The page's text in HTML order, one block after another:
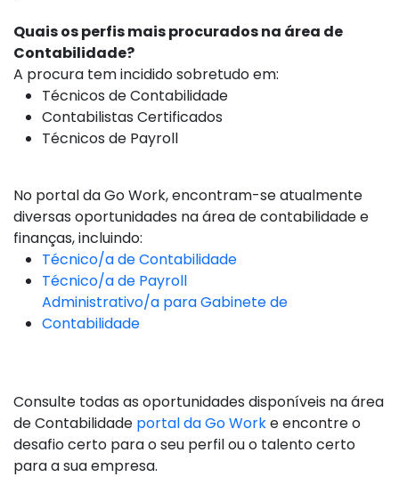
Quais os perfis mais procurados na área de
Contabilidade?
A procura tem incidido sobretudo em:
Técnicos de Contabilidade
Contabilistas Certificados
Técnicos de Payroll
No portal da Go Work, encontram-se atualmente
diversas oportunidades na área de contabilidade e
finanças, incluindo:
Técnico/a de Contabilidade
Técnico/a de Payroll
Administrativo/a para Gabinete de
Contabilidade
Consulte todas as oportunidades disponíveis na área
de Contabilidade portal da Go Worke encontre o
desafio certo para o seu perfil ou o talento certo
para a sua empresa.